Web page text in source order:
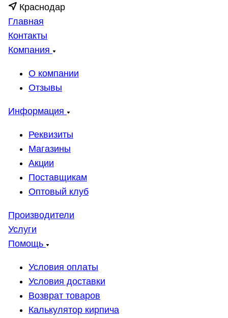
Краснодар
Главная
Контакты
Компания
О компании
Отзывы
Информация
Реквизиты
Магазины
Акции
Поставщикам
Оптовый клуб
Производители
Услуги
Помощь
Условия оплаты
Условия доставки
Возврат товаров
Калькулятор кирпича